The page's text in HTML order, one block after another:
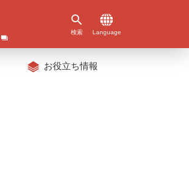
検索 Language
お役立ち情報